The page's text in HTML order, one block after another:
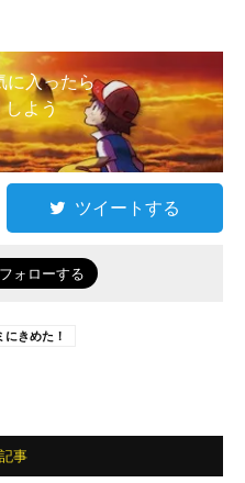
に入ったら
しよう
ツイートする
きめた！
事